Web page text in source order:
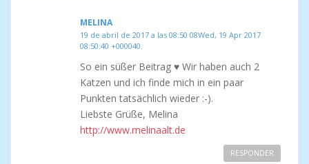
MELINA
19 de abril de 2017 a las 08:50 08Wed, 19 Apr 2017
08:50:40 +000040.
So ein süßer Beitrag ♥ Wir haben auch 2
Katzen und ich finde mich in ein paar
Punkten tatsächlich wieder :-).
Liebste Grüße, Melina
http://www.melinaalt.de
RESPONDER